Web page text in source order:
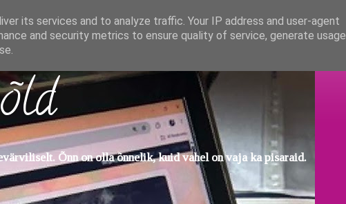
Õnn on olla õnnelik, kuid vahel on vaja ka pisaraid.
its services and to analyze traffic. Your IP address and user-agent
and security metrics to ensure quality of service, generate usage